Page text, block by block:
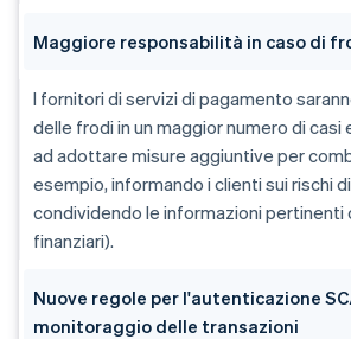
Maggiore responsabilità in caso di
I fornitori di servizi di pagamento
delle frodi in un maggior numero di casi
ad adottare misure aggiuntive per
esempio, informando i clienti sui rischi
condividendo le informazioni pertinenti
finanziari).
Nuove regole per l'autenticazione
monitoraggio delle transazioni